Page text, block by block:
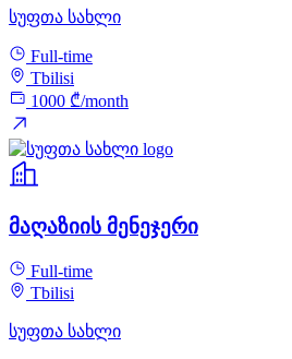
სუფთა სახლი
Full-time
Tbilisi
1000 ₾/month
მაღაზიის მენეჯერი
Full-time
Tbilisi
სუფთა სახლი